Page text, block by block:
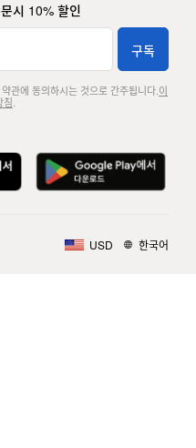
시 10% 할인
구독
관에 동의하시는 것으로 간주됩니다. 이
침
USD 한국어